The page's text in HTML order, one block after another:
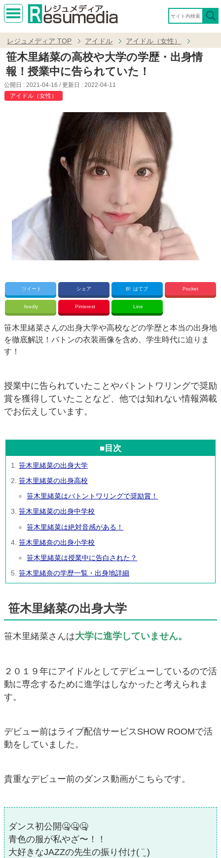
MEN
レジュメディア TOP アイドル アイドル（女性）
笹木里緒菜の高校や大学の学歴・出身情
報！授業中に告られていた！
公開日 : 2021-04-16 / 更新日 : 2022-04-11
アイドル（女性）
ツイート シェア B! はてブ Pocket
feedly Pinterest Line
笹木里緒菜さんの出身大学や高校などの学歴と本当の出身地
を徹底解説！バトンの衣装画像を含め、学生時代に迫りま
す！
授業中に告られていたことやバトントワリングで奨励
賞を獲得していたことなど、他では知れない情報満載
でお伝えしています。
■目次
笹木里緒菜の出身大学
笹木里緒菜の出身高校
笹木里緒菜はバトントワリングで奨励賞！
笹木里緒菜の出身中学校
笹木里緒菜は絶対音感がある！
笹木里緒奈の出身小学校
笹木里緒菜は授業中に告白された？
笹木里緒奈の学歴一覧・出身地詳細
笹木里緒菜の出身大学
笹木里緒菜さんは大学に進学していません。
２０１９年にアイドルとしてデビューしているので活
動に専念するために進学はしなかったと考えられま
す。
デビュー前はライブ配信サービスSHOW ROOMで活
動をしていました。
貴重なデビュー前のダンス動画がこちらです。
ダンス初公開🤐🤐🤐
青色の服が私やざ〜！！
大好きなJAZZの先生の振り付け( ¨̮ )